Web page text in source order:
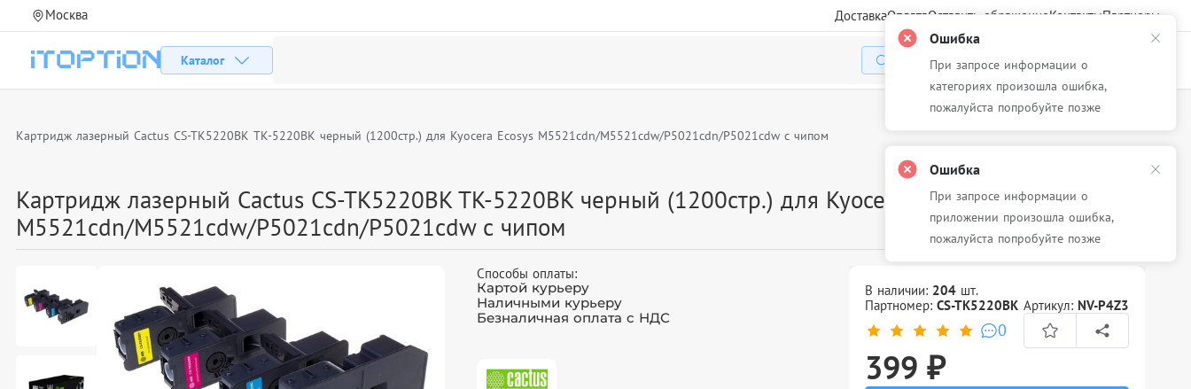
Москва ДоставкаОплатаОставить обращениеКонтактыПартнеры
Каталог
Избранное Корзина
Картридж лазерный Cactus CS-TK5220BK TK-5220BK черный (1200стр.) для Kyocera Ecosys M5521cdn/M5521cdw/P5021cdn/P5021cdw с чипом
Картридж лазерный Cactus CS-TK5220BK TK-5220BK черный (1200стр.) для Kyocera Ecosys
M5521cdn/M5521cdw/P5021cdn/P5021cdw с чипом
Способы оплаты:
Картой курьеру
Наличными курьеру
Безналичная оплата с НДС
В наличии: 204шт.
Партномер: CS-TK5220BK Артикул: NV-P4Z3
0
399 ₽
Ошибка
При запросе информации о
категориях произошла ошибка,
пожалуйста попробуйте позже
Ошибка
При запросе информации о
приложении произошла ошибка,
пожалуйста попробуйте позже